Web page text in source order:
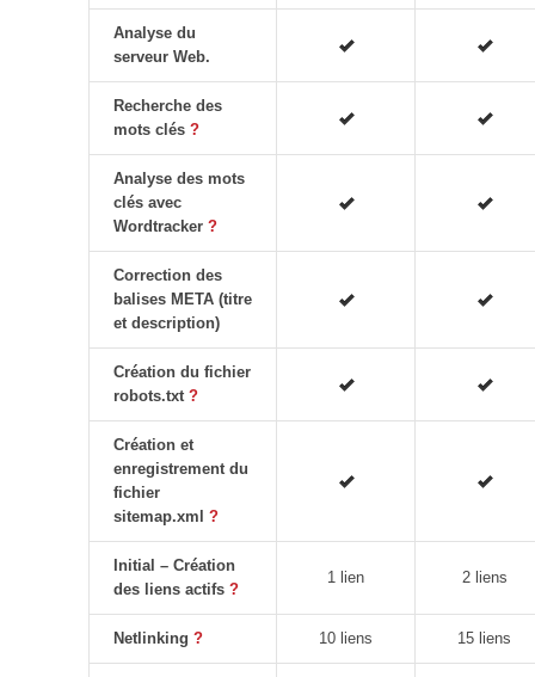
Analyse du
serveur Web.
Recherche des
mots clés ?
Analyse des mots
clés avec
Wordtracker ?
Correction des
balises META (titre
et description)
Création du fichier
robots.txt ?
Création et
enregistrement du
fichier
sitemap.xml ?
Initial – Création
des liens actifs ?
1 lien 2 liens
Netlinking ? 10 liens 15 liens